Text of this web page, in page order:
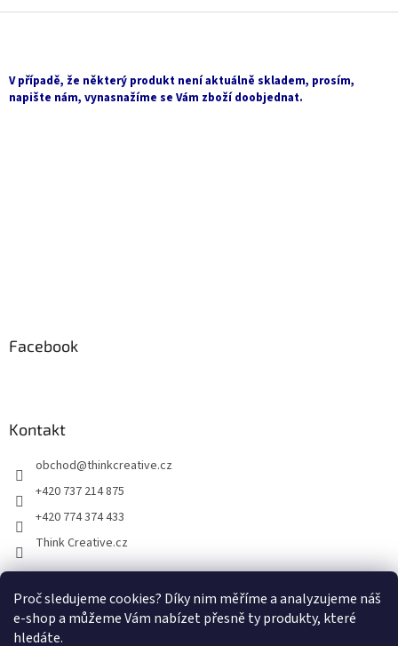
Proč sledujeme cookies? Díky nim měříme a analyzujeme náš
e-shop a můžeme Vám nabízet přesně ty produkty, které
hledáte.
V případě, že některý produkt není aktuálně skladem, prosím,
napište nám, vynasnažíme se Vám zboží doobjednat.
Facebook
Kontakt
obchod@thinkcreative.cz
+420 737 214 875
+420 774 374 433
Think Creative.cz
Zboží.cz Heureka.cz Facebook